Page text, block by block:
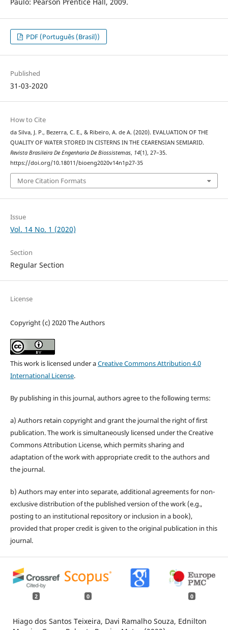
Paulo: Pearson Prentice Hall, 2009.
PDF (Português (Brasil))
Published
31-03-2020
How to Cite
da Silva, J. P., Bezerra, C. E., & Ribeiro, A. de A. (2020). EVALUATION OF THE
QUALITY OF WATER STORED IN CISTERNS IN THE CEARENSIAN SEMIARID.
Revista Brasileira De Engenharia De Biossistemas, 14(1), 27–35.
https://doi.org/10.18011/bioeng2020v14n1p27-35
More Citation Formats
Issue
Vol. 14 No. 1 (2020)
Section
Regular Section
License
Copyright (c) 2020 The Authors
This work is licensed under aCreative Commons Attribution 4.0
International License.
By publishing in this journal, authors agree to the following terms:
a) Authors retain copyright and grant the journal the right of first
publication. The work is simultaneously licensed under the Creative
Commons Attribution License, which permits sharing and
adaptation of the work with appropriate credit to the authors and
the journal.
b) Authors may enter into separate, additional agreements for non-
exclusive distribution of the published version of the work (e.g.,
posting to an institutional repository or inclusion in a book),
provided that proper credit is given to the original publication in this
journal.
2 0 0
Hiago dos Santos Teixeira, Davi Ramalho Souza, Ednilton